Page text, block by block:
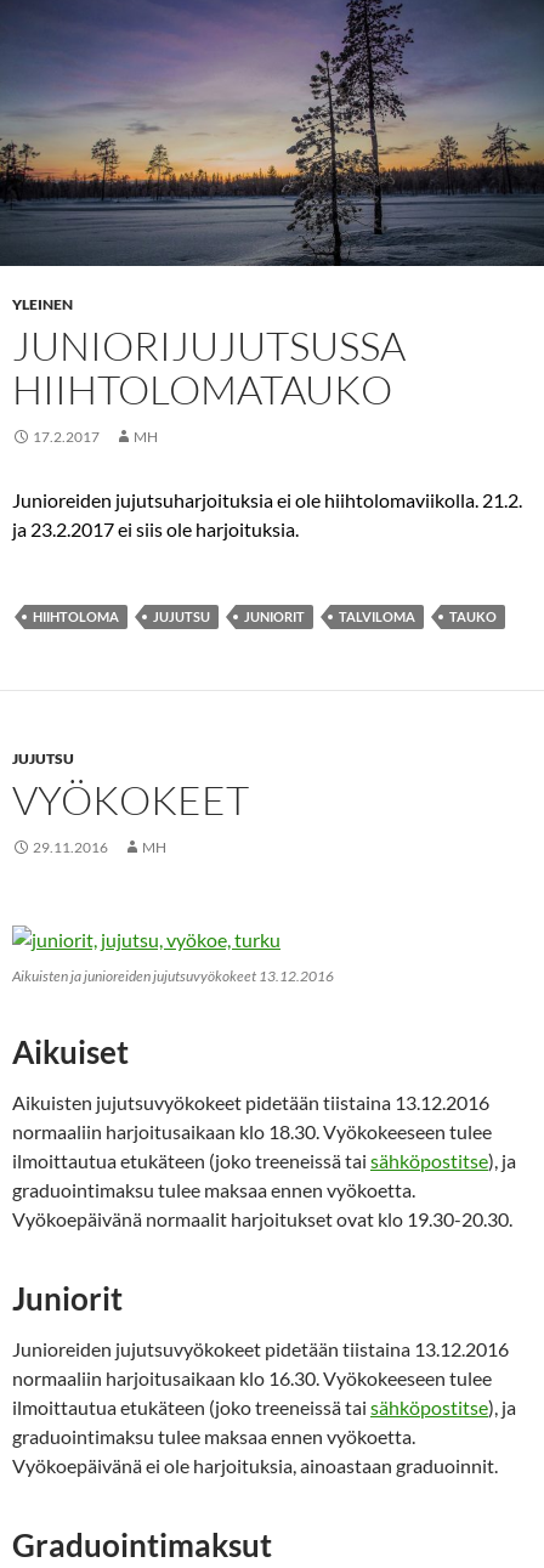
YLEINEN
JUNIORIJUJUTSUSSA
HIIHTOLOMATAUKO
17.2.2017 MH
Junioreiden jujutsuharjoituksia ei ole hiihtolomaviikolla. 21.2.
ja 23.2.2017 ei siis ole harjoituksia.
HIIHTOLOMA JUJUTSU JUNIORIT TALVILOMA TAUKO
JUJUTSU
VYÖKOKEET
29.11.2016 MH
Aikuisten ja junioreiden jujutsuvyökokeet 13.12.2016
Aikuiset
Aikuisten jujutsuvyökokeet pidetään tiistaina 13.12.2016
normaaliin harjoitusaikaan klo 18.30. Vyökokeeseen tulee
ilmoittautua etukäteen (joko treeneissä tai sähköpostitse), ja
graduointimaksu tulee maksaa ennen vyökoetta.
Vyökoepäivänä normaalit harjoitukset ovat klo 19.30-20.30.
Juniorit
Junioreiden jujutsuvyökokeet pidetään tiistaina 13.12.2016
normaaliin harjoitusaikaan klo 16.30. Vyökokeeseen tulee
ilmoittautua etukäteen (joko treeneissä tai sähköpostitse), ja
graduointimaksu tulee maksaa ennen vyökoetta.
Vyökoepäivänä ei ole harjoituksia, ainoastaan graduoinnit.
Graduointimaksut